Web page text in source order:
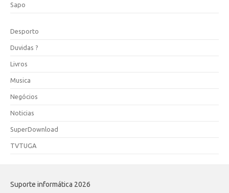
Sapo
Desporto
Duvidas ?
Livros
Musica
Negócios
Noticias
SuperDownload
TVTUGA
Suporte informática 2026